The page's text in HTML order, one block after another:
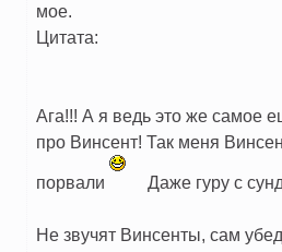
мое.
Цитата:
Ага!!! А я ведь это же самое
про Винсент! Так меня
порвали Даже гуру с
Не звучят Винсенты, сам